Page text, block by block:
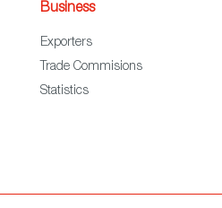
Business
Exporters
Trade Commisions
Statistics